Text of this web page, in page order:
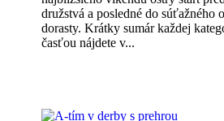
družstvá a posledné do súťažného
dorasty. Krátky sumár každej
časťou nájdete v...